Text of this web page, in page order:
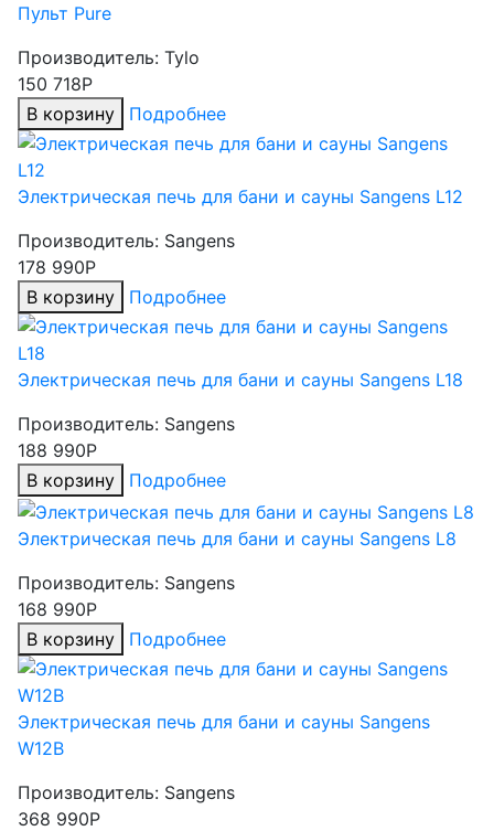
Пульт Pure
Производитель: Tylo
150 718Р
В корзину
Подробнее
Электрическая печь для бани и сауны Sangens L12
Производитель: Sangens
178 990Р
В корзину
Подробнее
Электрическая печь для бани и сауны Sangens L18
Производитель: Sangens
188 990Р
В корзину
Подробнее
Электрическая печь для бани и сауны Sangens L8
Производитель: Sangens
168 990Р
В корзину
Подробнее
Электрическая печь для бани и сауны Sangens
W12B
Производитель: Sangens
368 990Р